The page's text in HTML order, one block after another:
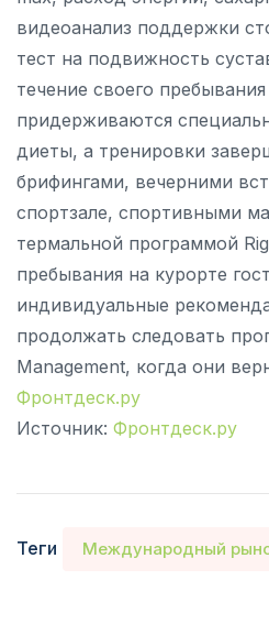
видеоанализ поддержки
тест на подвижность
течение своего пребывания
придерживаются
диеты, а тренировки
брифингами, вечерними
спортзале, спортивными
термальной программой
пребывания на курорте
индивидуальные
продолжать следовать
Management, когда они
Фронтдеск.ру
Источник: Фронтдеск.ру
Теги Международный